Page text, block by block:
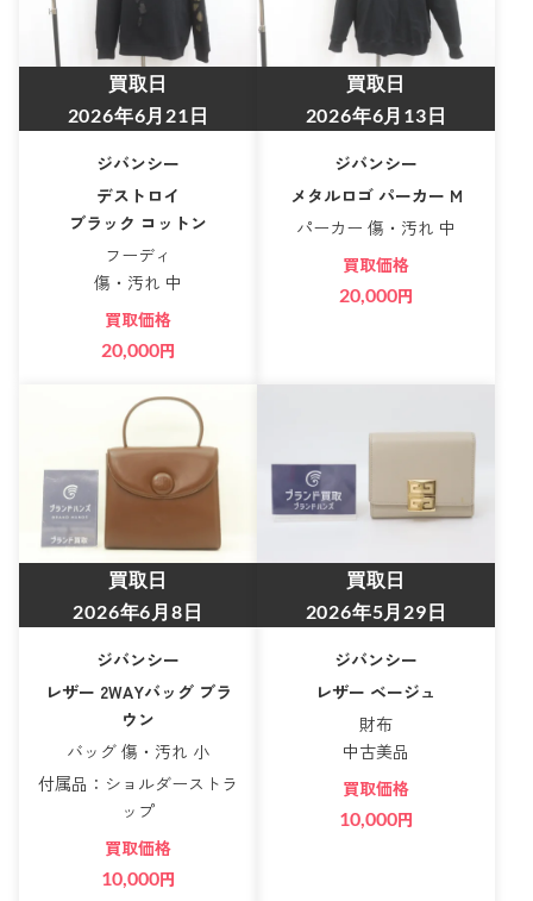
買取日
2026年6月21日
ジバンシー
デストロイ
ブラック コットン
フーディ
傷・汚れ 中
買取価格
20,000円
買取日
2026年6月13日
ジバンシー
メタルロゴ パーカー M
パーカー 傷・汚れ 中
買取価格
20,000円
買取日
2026年6月8日
ジバンシー
レザー 2WAYバッグ ブラ
ウン
バッグ 傷・汚れ 小
付属品：ショルダーストラ
ップ
買取価格
10,000円
買取日
2026年5月29日
ジバンシー
レザー ベージュ
財布
中古美品
買取価格
10,000円